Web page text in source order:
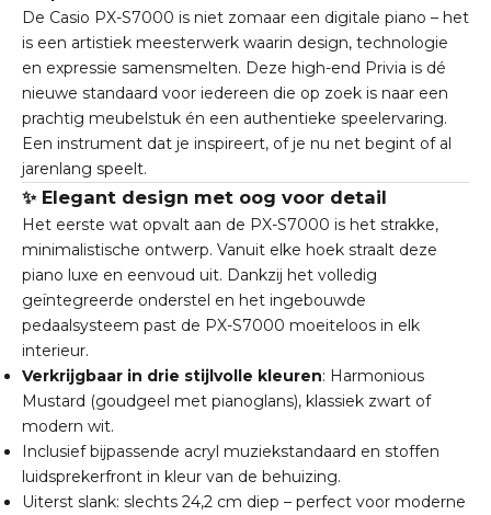
De Casio PX-S7000 is niet zomaar een digitale piano – het
is een artistiek meesterwerk waarin design, technologie
en expressie samensmelten. Deze high-end Privia is dé
nieuwe standaard voor iedereen die op zoek is naar een
prachtig meubelstuk én een authentieke speelervaring.
Een instrument dat je inspireert, of je nu net begint of al
jarenlang speelt.
✨ Elegant design met oog voor detail
Het eerste wat opvalt aan de PX-S7000 is het strakke,
minimalistische ontwerp. Vanuit elke hoek straalt deze
piano luxe en eenvoud uit. Dankzij het volledig
geïntegreerde onderstel en het ingebouwde
pedaalsysteem past de PX-S7000 moeiteloos in elk
interieur.
Verkrijgbaar in drie stijlvolle kleuren: Harmonious
Mustard (goudgeel met pianoglans), klassiek zwart of
modern wit.
Inclusief bijpassende acryl muziekstandaard en stoffen
luidsprekerfront in kleur van de behuizing.
Uiterst slank: slechts 24,2 cm diep – perfect voor moderne